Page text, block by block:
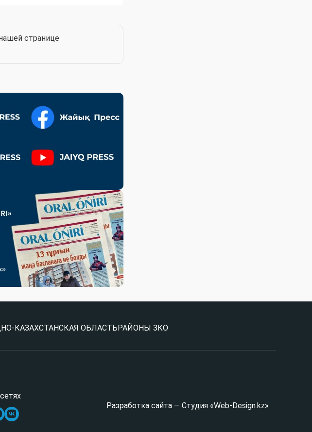
странице
КАЗАХСТАНСКАЯ ОБЛАСТЬРАЙОНЫ ЗКО
Разработка сайта — Студия «Web-Design.kz»